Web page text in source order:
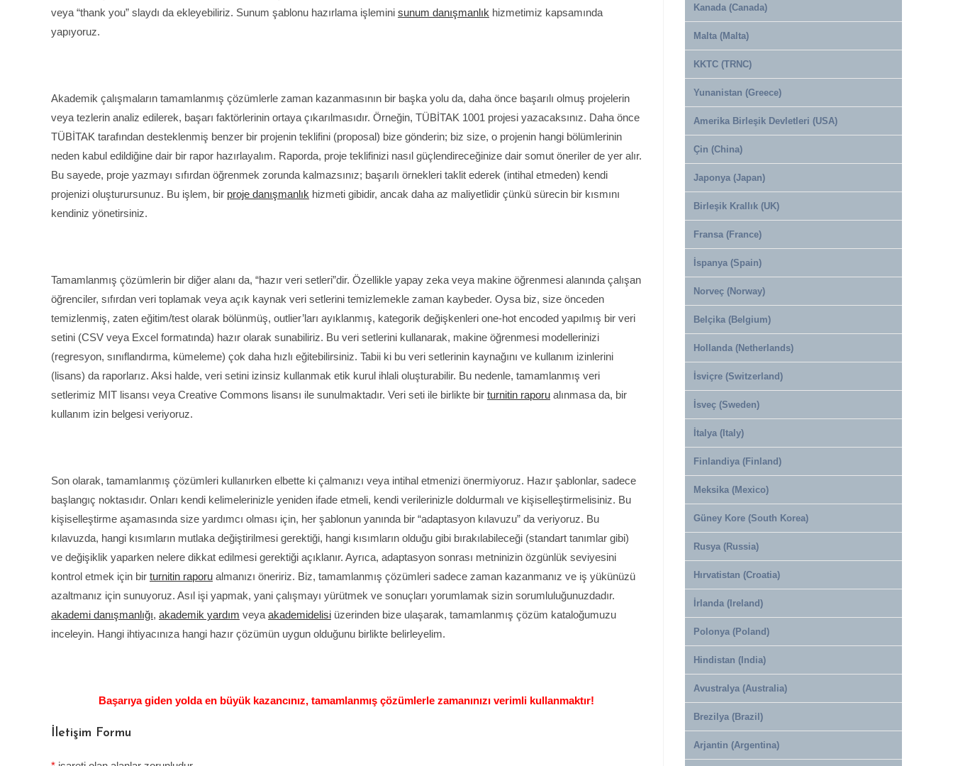
veya “thank you” slaydı da ekleyebiliriz. Sunum şablonu hazırlama işlemini sunum danışmanlık hizmetimiz kapsamında
yapıyoruz.
Akademik çalışmaların tamamlanmış çözümlerle zaman kazanmasının bir başka yolu da, daha önce başarılı olmuş projelerin
veya tezlerin analiz edilerek, başarı faktörlerinin ortaya çıkarılmasıdır. Örneğin, TÜBİTAK 1001 projesi yazacaksınız. Daha önce
TÜBİTAK tarafından desteklenmiş benzer bir projenin teklifini (proposal) bize gönderin; biz size, o projenin hangi bölümlerinin
neden kabul edildiğine dair bir rapor hazırlayalım. Raporda, proje teklifinizi nasıl güçlendireceğinize dair somut öneriler de yer alır.
Bu sayede, proje yazmayı sıfırdan öğrenmek zorunda kalmazsınız; başarılı örnekleri taklit ederek (intihal etmeden) kendi
projenizi oluşturursunuz. Bu işlem, bir proje danışmanlık hizmeti gibidir, ancak daha az maliyetlidir çünkü sürecin bir kısmını
kendiniz yönetirsiniz.
Tamamlanmış çözümlerin bir diğer alanı da, “hazır veri setleri”dir. Özellikle yapay zeka veya makine öğrenmesi alanında çalışan
öğrenciler, sıfırdan veri toplamak veya açık kaynak veri setlerini temizlemekle zaman kaybeder. Oysa biz, size önceden
temizlenmiş, zaten eğitim/test olarak bölünmüş, outlier’ları ayıklanmış, kategorik değişkenleri one-hot encoded yapılmış bir veri
setini (CSV veya Excel formatında) hazır olarak sunabiliriz. Bu veri setlerini kullanarak, makine öğrenmesi modellerinizi
(regresyon, sınıflandırma, kümeleme) çok daha hızlı eğitebilirsiniz. Tabii ki bu veri setlerinin kaynağını ve kullanım izinlerini
(lisans) da raporlarız. Aksi halde, veri setini izinsiz kullanmak etik kurul ihlali oluşturabilir. Bu nedenle, tamamlanmış veri
setlerimiz MIT lisansı veya Creative Commons lisansı ile sunulmaktadır. Veri seti ile birlikte bir turnitin raporu alınmasa da, bir
kullanım izin belgesi veriyoruz.
Son olarak, tamamlanmış çözümleri kullanırken elbette ki çalmanızı veya intihal etmenizi önermiyoruz. Hazır şablonlar, sadece
başlangıç noktasıdır. Onları kendi kelimelerinizle yeniden ifade etmeli, kendi verilerinizle doldurmalı ve kişiselleştirmelisiniz. Bu
kişiselleştirme aşamasında size yardımcı olması için, her şablonun yanında bir “adaptasyon kılavuzu” da veriyoruz. Bu
kılavuzda, hangi kısımların mutlaka değiştirilmesi gerektiği, hangi kısımların olduğu gibi bırakılabileceği (standart tanımlar gibi)
ve değişiklik yaparken nelere dikkat edilmesi gerektiği açıklanır. Ayrıca, adaptasyon sonrası metninizin özgünlük seviyesini
kontrol etmek için bir turnitin raporu almanızı öneririz. Biz, tamamlanmış çözümleri sadece zaman kazanmanız ve iş yükünüzü
azaltmanız için sunuyoruz. Asıl işi yapmak, yani çalışmayı yürütmek ve sonuçları yorumlamak sizin sorumluluğunuzdadır.
akademi danışmanlığı, akademik yardım veya akademidelisi üzerinden bize ulaşarak, tamamlanmış çözüm kataloğumuzu
inceleyin. Hangi ihtiyacınıza hangi hazır çözümün uygun olduğunu birlikte belirleyelim.
Başarıya giden yolda en büyük kazancınız, tamamlanmış çözümlerle zamanınızı verimli kullanmaktır!
İletişim Formu
Kanada (Canada)
Malta (Malta)
KKTC (TRNC)
Yunanistan (Greece)
Amerika Birleşik Devletleri (USA)
Çin (China)
Japonya (Japan)
Birleşik Krallık (UK)
Fransa (France)
İspanya (Spain)
Norveç (Norway)
Belçika (Belgium)
Hollanda (Netherlands)
İsviçre (Switzerland)
İsveç (Sweden)
İtalya (Italy)
Finlandiya (Finland)
Meksika (Mexico)
Güney Kore (South Korea)
Rusya (Russia)
Hırvatistan (Croatia)
İrlanda (Ireland)
Polonya (Poland)
Hindistan (India)
Avustralya (Australia)
Brezilya (Brazil)
Arjantin (Argentina)